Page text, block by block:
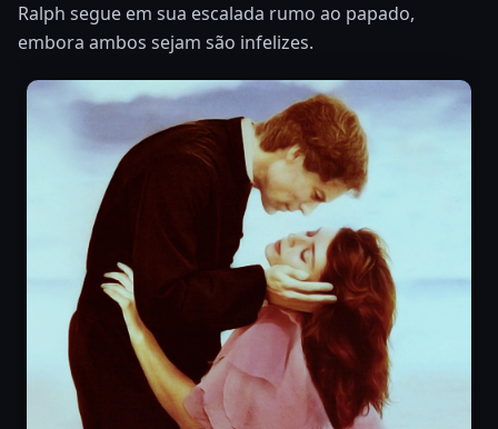
Ralph segue em sua escalada rumo ao papado,
embora ambos sejam são infelizes.